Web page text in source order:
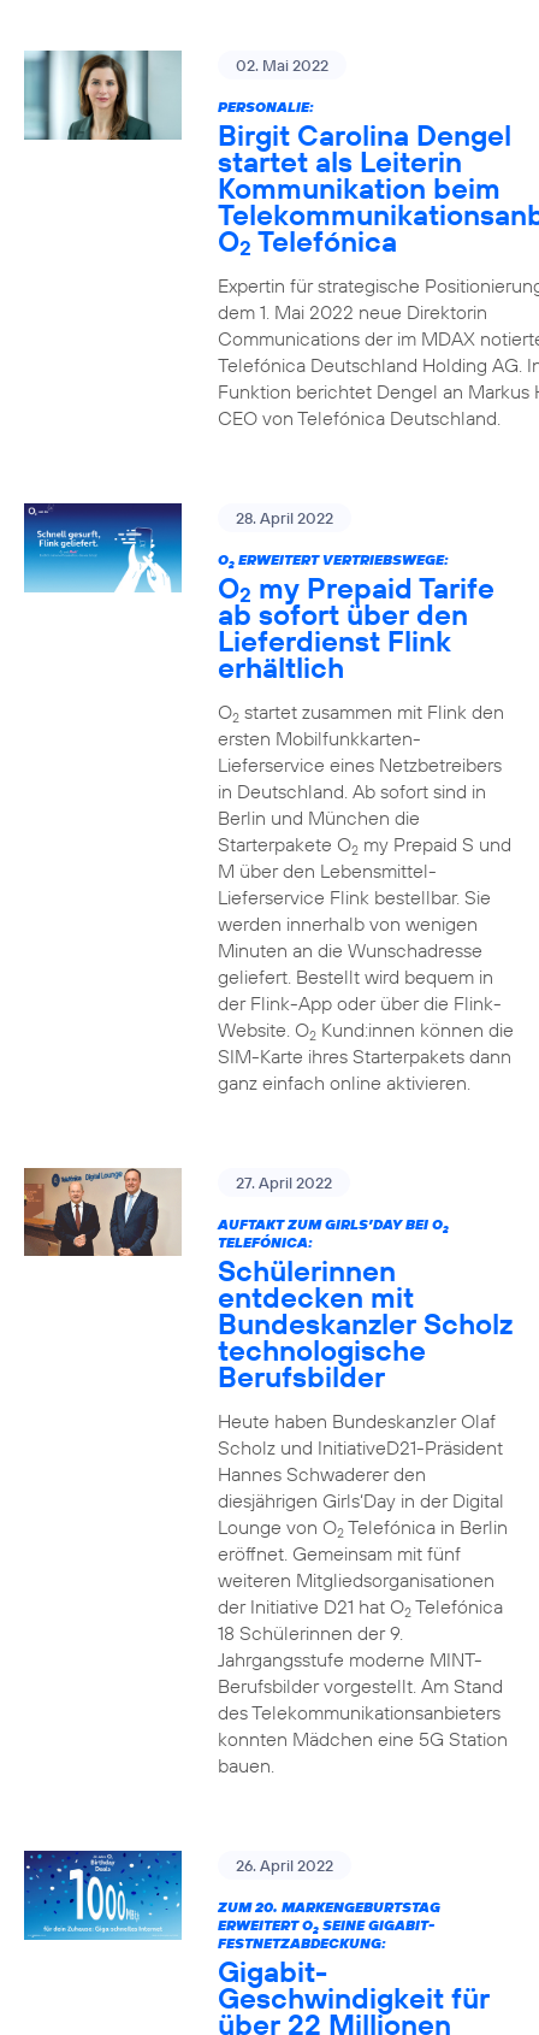
02. Mai 2022
PERSONALIE:
Birgit Carolina Dengel
startet als Leiterin
Kommunikation beim
O2 Telefónica
Expertin für strategische
dem 1. Mai 2022 neue Direktorin
Communications der im MDAX
Telefónica Deutschland Holding AG.
Funktion berichtet Dengel an Markus
CEO von Telefónica Deutschland.
28. April 2022
O2ERWEITERT VERTRIEBSWEGE:
O2 my Prepaid Tarife
ab sofort über den
Lieferdienst Flink
erhältlich
O2startet zusammen mit Flink den
ersten Mobilfunkkarten-
Lieferservice eines Netzbetreibers
in Deutschland. Ab sofort sind in
Berlin und München die
Starterpakete O2my Prepaid S und
M über den Lebensmittel-
Lieferservice Flink bestellbar. Sie
werden innerhalb von wenigen
Minuten an die Wunschadresse
geliefert. Bestellt wird bequem in
der Flink-App oder über die Flink-
Website. O2Kund:innen können die
SIM-Karte ihres Starterpakets dann
ganz einfach online aktivieren.
27. April 2022
AUFTAKT ZUM GIRLS’DAY BEI O2
TELEFÓNICA:
Schülerinnen
entdecken mit
Bundeskanzler Scholz
technologische
Berufsbilder
Heute haben Bundeskanzler Olaf
Scholz und InitiativeD21-Präsident
Hannes Schwaderer den
diesjährigen Girls‘Day in der Digital
Lounge von O2Telefónica in Berlin
eröffnet. Gemeinsam mit fünf
weiteren Mitgliedsorganisationen
der Initiative D21 hat O2Telefónica
18 Schülerinnen der 9.
Jahrgangsstufe moderne MINT-
Berufsbilder vorgestellt. Am Stand
des Telekommunikationsanbieters
konnten Mädchen eine 5G Station
bauen.
26. April 2022
ZUM 20. MARKENGEBURTSTAG
ERWEITERT O2SEINE GIGABIT-
FESTNETZABDECKUNG:
Gigabit-
Geschwindigkeit für
über 22 Millionen